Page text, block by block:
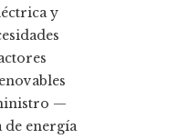
y
—
de energía